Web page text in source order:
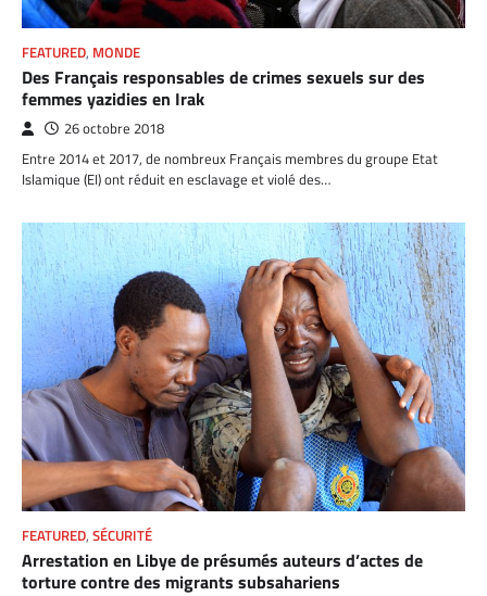
FEATURED, MONDE
Des Français responsables de crimes sexuels sur des
femmes yazidies en Irak
26 octobre 2018
Entre 2014 et 2017, de nombreux Français membres du groupe Etat
Islamique (EI) ont réduit en esclavage et violé des…
FEATURED, SÉCURITÉ
Arrestation en Libye de présumés auteurs d’actes de
torture contre des migrants subsahariens